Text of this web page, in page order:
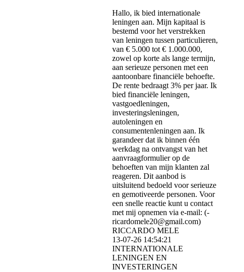
Hallo, ik bied internationale
leningen aan. Mijn kapitaal is
bestemd voor het verstrekken
van leningen tussen particulieren,
van € 5.000 tot € 1.000.000,
zowel op korte als lange termijn,
aan serieuze personen met een
aantoonbare financiële behoefte.
De rente bedraagt ​​3% per jaar. Ik
bied financiële leningen,
vastgoedleningen,
investeringsleningen,
autoleningen en
consumentenleningen aan. Ik
garandeer dat ik binnen één
werkdag na ontvangst van het
aanvraagformulier op de
behoeften van mijn klanten zal
reageren. Dit aanbod is
uitsluitend bedoeld voor serieuze
en gemotiveerde personen. Voor
een snelle reactie kunt u contact
met mij opnemen via e-mail: (­
ricardomele20@­gmail.­com)­
RICCARDO MELE
13-07-26 14:54:21
INTERNATIONALE
LENINGEN EN
INVESTERINGEN